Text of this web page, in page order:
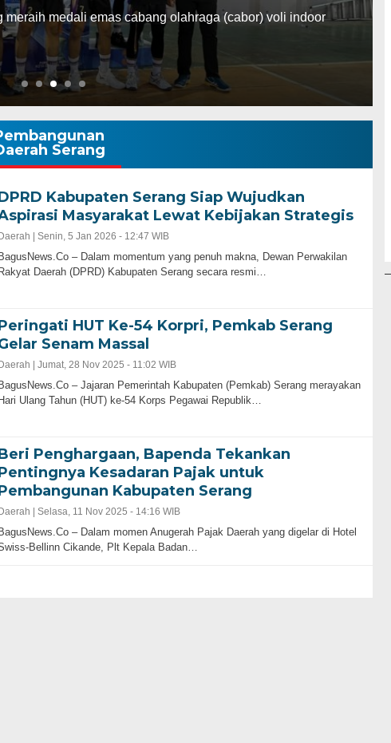
medali emas cabang olahraga (cabor) voli indoor
Serang
Kabupaten Serang Siap Wujudkan
Masyarakat Lewat Kebijakan Strategis
Daerah | Senin, 5 Jan 2026 - 12:47 WIB
BagusNews.Co – Dalam momentum yang penuh makna, Dewan Perwakilan
Rakyat Daerah (DPRD) Kabupaten Serang secara resmi…
HUT Ke-54 Korpri, Pemkab Serang
Senam Massal
Daerah | Jumat, 28 Nov 2025 - 11:02 WIB
BagusNews.Co – Jajaran Pemerintah Kabupaten (Pemkab) Serang merayakan
Hari Ulang Tahun (HUT) ke-54 Korps Pegawai Republik…
Penghargaan, Bapenda Tekankan
Kesadaran Pajak untuk
Kabupaten Serang
Daerah | Selasa, 11 Nov 2025 - 14:16 WIB
BagusNews.Co – Dalam momen Anugerah Pajak Daerah yang digelar di Hotel
Bellinn Cikande, Plt Kepala Badan…
Progresif dan
Gubernur Baru, Banten Harus Lebih Maju |
Adalah Kunci